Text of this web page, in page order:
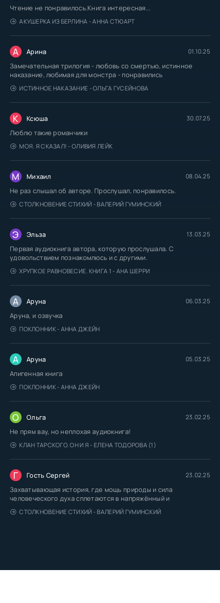
Чтение не понравилось.Книга интересная...
АКУШЕРКА ИЗ БЕРЛИНА - АННА СТЮАРТ
А Арина 01.10.25
Замечательная трилогия - любовь со смертью, истинное
наказание, любимая для монстра - понравились
ИСТИННОЕ НАКАЗАНИЕ - ОЛЬГА ГУСЕЙНОВА
К Ксюша 30.07.25
Люблю такие романчики
МОЯ. Я СКАЗАЛ! - ОЛИВИЯ ЛЕЙК
М Михаил 08.04.25
Не раз слышал об авторе. Прослушал, понравилось.
СТОЛКНОВЕНИЕ СТИХИЙ - ВАЛЕРИЙ ГУМИНСКИЙ
Э Эльза 13.03.25
Первая аудиокнига автора, которую прослушала. С
удовольствием познакомлюсь и с другими.
ХРУПКОЕ РАВНОВЕСИЕ. КНИГА 1 - АНА ШЕРРИ
А Аруна 06.03.25
Аруна, и озвучка
ПОКЛОННИК - АННА ДЖЕЙН
А Аруна 05.03.25
Апигенная книга
ПОКЛОННИК - АННА ДЖЕЙН
О Ольга 23.02.25
Не прям вау, но неплохая аудиокнига!
КЛАН ТАРСКОГО. ОН И Я - ЕЛЕНА ТОДОРОВА (1)
Г Гость Сергей 23.02.25
Захватывающая история, где мощь природы и сила
человеческого духа сплетаются в напряжённый и
СТОЛКНОВЕНИЕ СТИХИЙ - ВАЛЕРИЙ ГУМИНСКИЙ